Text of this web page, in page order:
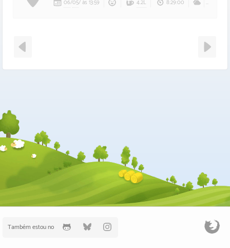
06/05/ às 13:59 4.2L 8:29:00
Também estou no